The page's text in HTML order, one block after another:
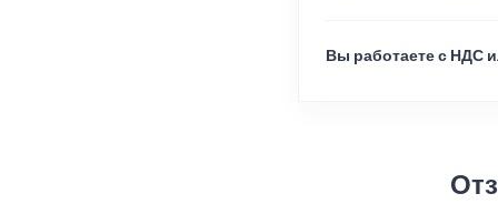
Вы работаете с НДС